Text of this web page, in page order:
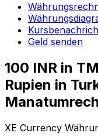
Geld senden
100 INR in
Rupien in
XE Currency